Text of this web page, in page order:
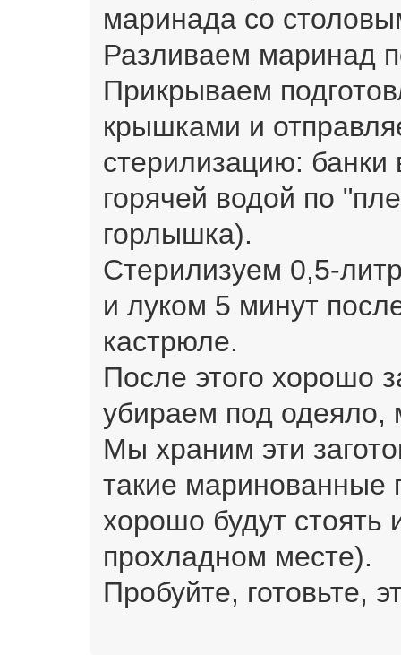
маринада со
Разливаем маринад
Прикрываем
крышками и
стерилизацию:
горячей водой по
горлышка).
Стерилизуем 0,5-
и луком 5 минут
кастрюле.
После этого хорошо
убираем под одеяло,
Мы храним эти
такие маринованные
хорошо будут стоять
прохладном месте).
Пробуйте, готовьте,